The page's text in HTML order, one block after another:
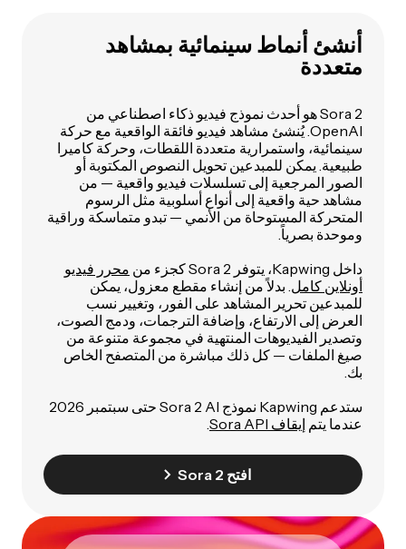
أنشئ أنماط سينمائية بمشاهد
متعددة
Sora 2 هو أحدث نموذج فيديو ذكاء اصطناعي من
OpenAI. يُنشئ مشاهد فيديو فائقة الواقعية مع حركة
سينمائية، واستمرارية متعددة اللقطات، وحركة كاميرا
طبيعية. يمكن للمبدعين تحويل النصوص المكتوبة أو
الصور المرجعية إلى تسلسلات فيديو واقعية — من
مشاهد حية واقعية إلى أنواع أسلوبية مثل الرسوم
المتحركة المستوحاة من الأنمي — تبدو متماسكة وراقية
وموحدة بصرياً.
داخل Kapwing، يتوفر Sora 2 كجزء من
محرر فيديو
أونلاين كامل . بدلاً من إنشاء مقطع معزول، يمكن
للمبدعين تحرير المشاهد على الفور، وتغيير نسب
العرض إلى الارتفاع، وإضافة الترجمات، ودمج الصوت،
وتصدير الفيديوهات المنتهية في مجموعة متنوعة من
صيغ الملفات — كل ذلك مباشرة من المتصفح الخاص
بك.
ستدعم Kapwing نموذج Sora 2 AI حتى سبتمبر 2026
عندما يتم إيقاف Sora API
افتح Sora 2